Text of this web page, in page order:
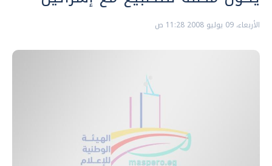
الأربعاء، 09 يوليو 2008 11:28 ص